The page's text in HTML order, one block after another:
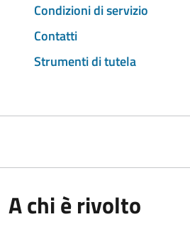
Condizioni di servizio
Contatti
Strumenti di tutela
A chi è rivolto